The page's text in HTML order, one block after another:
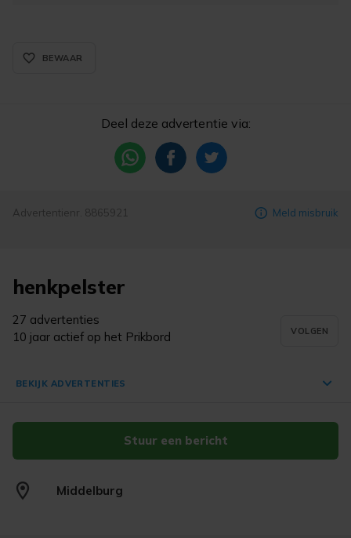
favorite_border_rounded
BEWAAR
Deel deze advertentie via:
Advertentienr. 8865921 Meld misbruik
henkpelster
27 advertenties
10 jaar actief op het Prikbord
VOLGEN
BEKIJK ADVERTENTIES
Decoupage vaas met bob marley
Middelburg
Stuur een bericht
Middelburg